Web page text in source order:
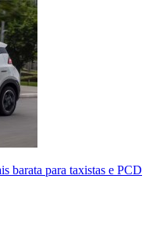
barata para taxistas e PCD